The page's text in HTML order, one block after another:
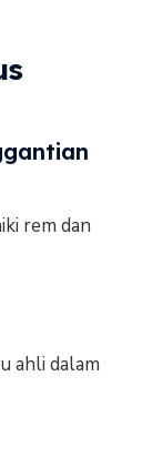
rem dan
ahli dalam